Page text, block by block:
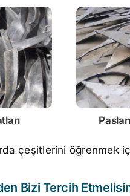
çeşitlerini öğrenmek
Bizi Tercih